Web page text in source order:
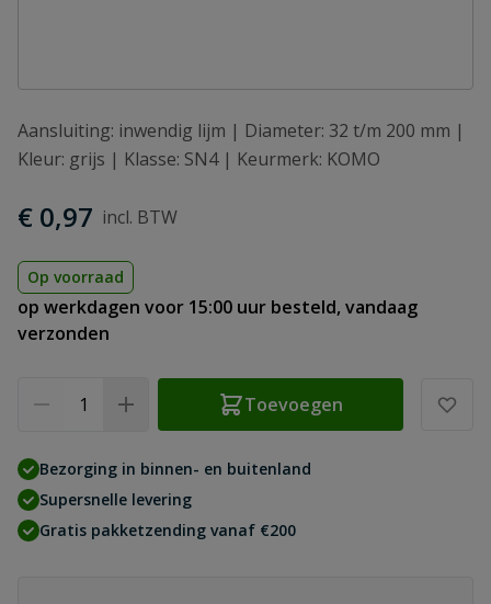
Aansluiting: inwendig lijm | Diameter: 32 t/m 200 mm |
Kleur: grijs | Klasse: SN4 | Keurmerk: KOMO
€ 0,97
Op voorraad
op werkdagen voor 15:00 uur besteld, vandaag
verzonden
Toevoegen
Bezorging in binnen- en buitenland
Supersnelle levering
Gratis pakketzending vanaf €200